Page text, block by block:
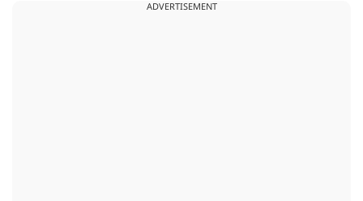
ADVERTISEMENT